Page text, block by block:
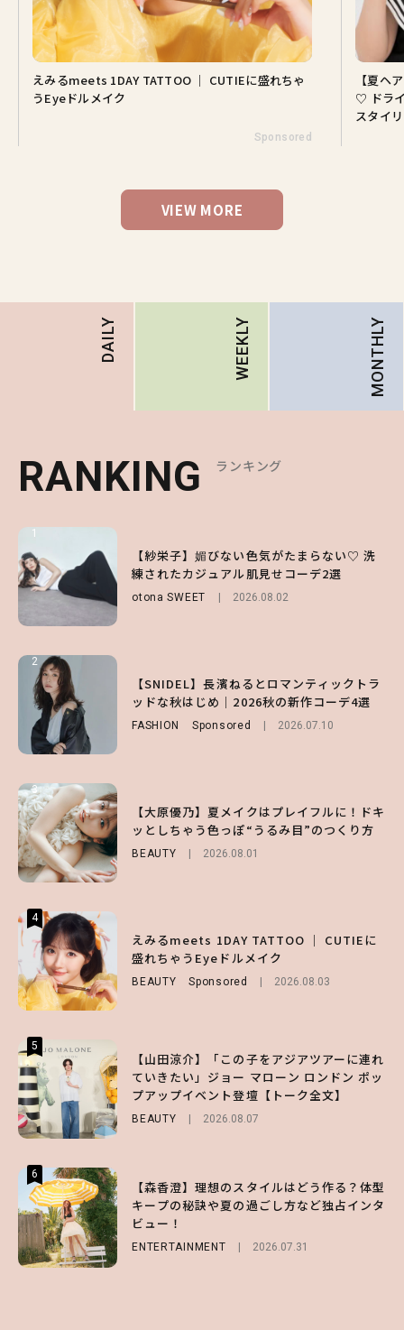
えみるmeets 1DAY TATTOO ｜ CUTIEに盛れちゃ
うEyeドルメイク
Sponsored
【夏ヘ
♡ ドラ
スタイ
VIEW MORE
DAILY WEEKLY MONTHLY
RANKING ランキング
1
【紗栄子】媚びない色気がたまらない♡ 洗
練されたカジュアル肌見せコーデ2選
otona SWEET 2026.08.02
2
【SNIDEL】長濱ねるとロマンティックトラ
ッドな秋はじめ｜2026秋の新作コーデ4選
FASHION Sponsored 2026.07.10
3
【大原優乃】夏メイクはプレイフルに！ドキ
ッとしちゃう色っぽ“うるみ目”のつくり方
BEAUTY 2026.08.01
4
えみるmeets 1DAY TATTOO ｜ CUTIEに
盛れちゃうEyeドルメイク
BEAUTY Sponsored 2026.08.03
5
【山田涼介】「この子をアジアツアーに連れ
ていきたい」ジョー マローン ロンドン ポッ
プアップイベント登壇【トーク全文】
BEAUTY 2026.08.07
6
【森香澄】理想のスタイルはどう作る？体型
キープの秘訣や夏の過ごし方など独占インタ
ビュー！
ENTERTAINMENT 2026.07.31
RANKING ランキング
1
【ハローキティ】がスシローと初コラボ♡
第1弾の気になるメニュー＆限定グッズを総
チェック！
2026.07.31
2
【大原優乃】夏メイクはプレイフルに！ドキ
ッとしちゃう色っぽ“うるみ目”のつくり方
BEAUTY 2026.08.01
3
【森香澄】理想のスタイルはどう作る？体型
キープの秘訣や夏の過ごし方など独占インタ
ビュー！
ENTERTAINMENT
4
【スタバ】約160通りのカスタマイズができ
る⁉ 39店舗限定『My フルーツ³ フラペチー
ノ®』を徹底レポ♡
2026.07.30
5
【SNIDEL】長濱ねるとロマンティックトラ
ッドな秋はじめ｜2026秋の新作コーデ4選
6
【ALD1】グループの魅力＆素顔に迫る♡ 一
問一答をお届け！【sweet web独占】
RANKING ランキング
1
【SNIDEL】長濱ねるとロマンティックトラ
ッドな秋はじめ｜2026秋の新作コーデ4選
FASHION Sponsored 2026.07.10
2
ノ国屋コラボの“優秀保冷バッグ”は夏の強
い味方！【オトナミューズ9月号増刊】
3
【谷まりあ】夏は“シアースカート”でさり
げなく肌見せ！透け感のニュアンスを楽しめ
るマストハブアイテム4選
4
【ハローキティ】がスシローと初コラボ♡
第1弾の気になるメニュー＆限定グッズを総
チェック！
2026.07.31
5
【夏ヘアのくずれ・うねりに】ヘアメイク夢
月直伝♡ ドライシャンプー「バティスト」
を使ったプロ級スタイリング3選
BEAUTY Sponsored
6
【GU】夏の“主役級”アイテム決定！ヘルシ
ー＆可愛すぎる「大人の肌見せ」トップス3
選
FASHION 2026.07.19